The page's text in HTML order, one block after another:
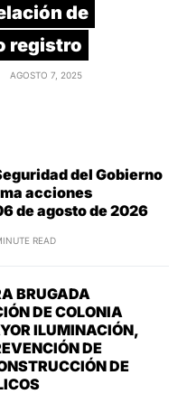
de
registro
AGOSTO 7, 2025
del Gobierno
acciones
de agosto de 2026
READ
BRUGADA
DE COLONIA
ILUMINACIÓN,
DE
DE